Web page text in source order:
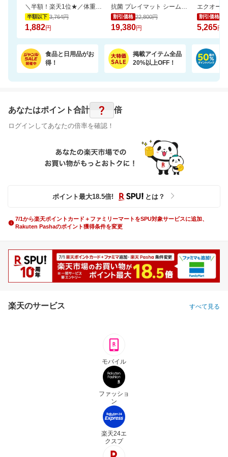
＼半額！楽天1位★／体重・体脂肪・ウエスト周囲径・BMI値が気になるあなたへ！
半額以下 3,764円
1,882円
抗菌 プレイマット シームレス 折りたたみ 持ち手付き 防音 厚み4cm GUMODE
割引価格 22,800円
19,380円
割引価格
5,265円
食品と日用品がお
得！
掲載アイテム全品
20%以上OFF！
あなたはポイント合計 ? 倍
ログインしてあなたの倍率を確認！
ポイント最大18.5倍! とは？
7/1から楽天ポイントカード＋ファミリーマートをSPU対象サービスに追加、
Rakuten Pashaのポイント獲得条件を変更
楽天のサービス すべて見る
モバイル
ファッショ
ン
楽天24エ
クスプ